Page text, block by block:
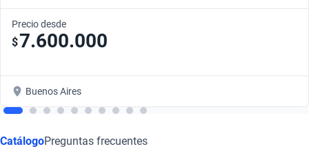
Precio desde
$7.600.000
Buenos Aires
CatálogoPreguntas frecuentes